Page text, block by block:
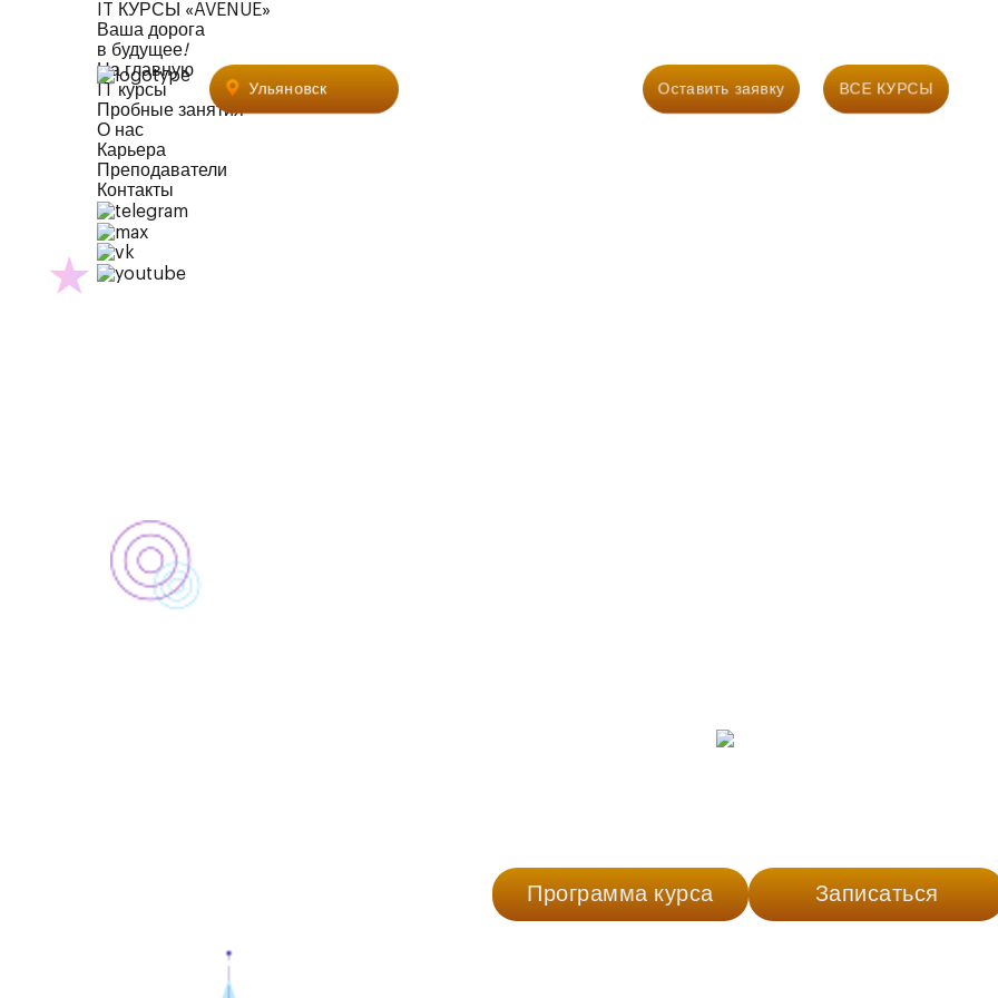
Ульяновск Оставить заявку ВСЕ КУРСЫ
IT КУРСЫ «AVENUE»
Ваша дорога
в будущее!
На главную
IT курсы
Пробные занятия
О нас
Карьера
Преподаватели
Контакты
Программа курса Записаться